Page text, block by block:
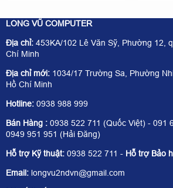
LONG VŨ COMPUTER
Địa chỉ: 453KA/102 Lê Văn Sỹ, Phường 12,
Chí Minh
Địa chỉ mới: 1034/17 Trường Sa, Phường
Hồ Chí Minh
Hotline: 0938 988 999
Bán Hàng : 0938 522 711 (Quốc Việt) - 091
0949 951 951 (Hải Đăng)
Hỗ trợ Kỹ thuật: 0938 522 711 - Hỗ trợ Bảo
Email: longvu2ndvn@gmail.com